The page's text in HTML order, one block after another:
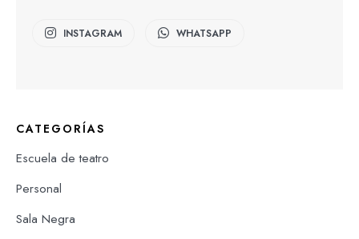
INSTAGRAM WHATSAPP
CATEGORÍAS
Escuela de teatro
Personal
Sala Negra